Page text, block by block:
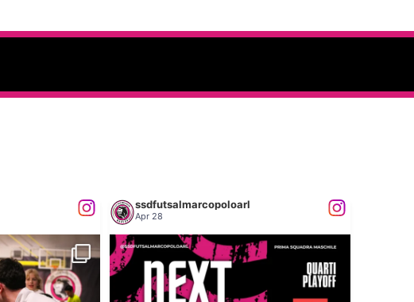
ssdfutsalmarcopoloarl
Apr 28
𝐍𝐄𝐗𝐓 𝐌𝐀𝐓𝐂𝐇: 𝐏𝐑𝐈𝐌𝐀 𝐒𝐐𝐔𝐀𝐃𝐑𝐀...
0